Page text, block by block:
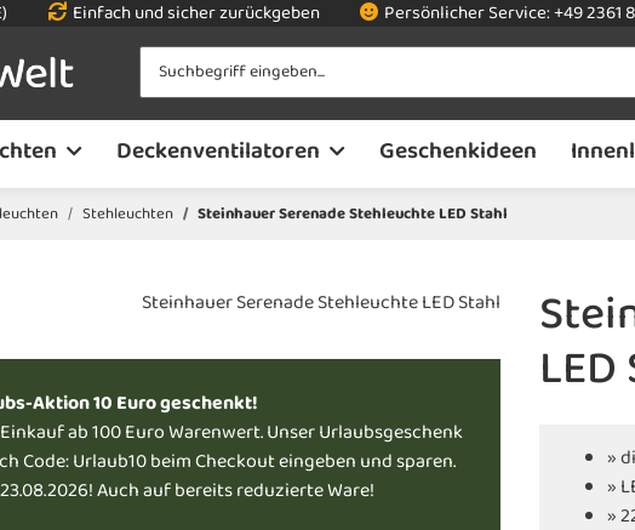
Einfach und sicher zurückgeben Persönlicher Service:+49 2361
Deckenventilatoren Geschenkideen
Stehleuchten Steinhauer Serenade Stehleuchte LED Stahl
Aktion 10 Euro geschenkt!
ab 100 Euro Warenwert. Unser Urlaubsgeschenk
Code: Urlaub10 beim Checkout eingeben und sparen.
Auch auf bereits reduzierte Ware!
»
»
»